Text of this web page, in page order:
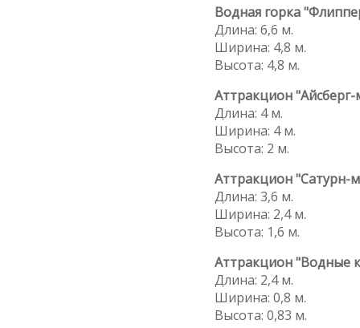
Водная горка
Длина: 6,6 м.
Ширина: 4,8 м.
Высота: 4,8 м.
Аттракцион
Длина: 4 м.
Ширина: 4 м.
Высота: 2 м.
Аттракцион "Сатурн-
Длина: 3,6 м.
Ширина: 2,4 м.
Высота: 1,6 м.
Аттракцион "Водные
Длина: 2,4 м.
Ширина: 0,8 м.
Высота: 0,83 м.